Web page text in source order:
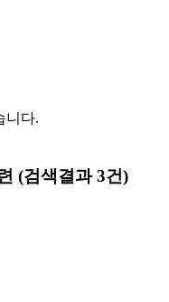
니다.
(검색결과 3건)